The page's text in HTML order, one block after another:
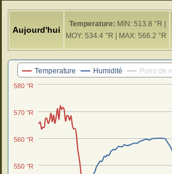
Aujourd'hui
Temperature: MIN: 513.8 °R |
MOY: 534.4 °R | MAX: 566.2 °R
Dernieres 24 H
Temperature Humidité Point de
550 °R
560 °R
570 °R
580 °R